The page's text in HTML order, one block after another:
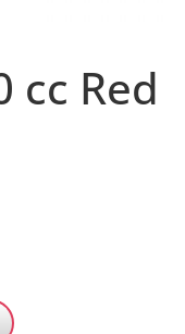
cc Red